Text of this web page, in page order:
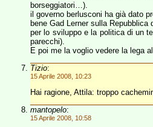
borseggiatori…).
il governo berlusconi ha già dato
bene Gad Lerner sulla
per lo sviluppo e la politica di un
parecchi).
E poi me la voglio vedere la lega
Tizio:
15 Aprile 2008, 10:23
Hai ragione, Attila: troppo
mantopelo:
15 Aprile 2008, 10:58